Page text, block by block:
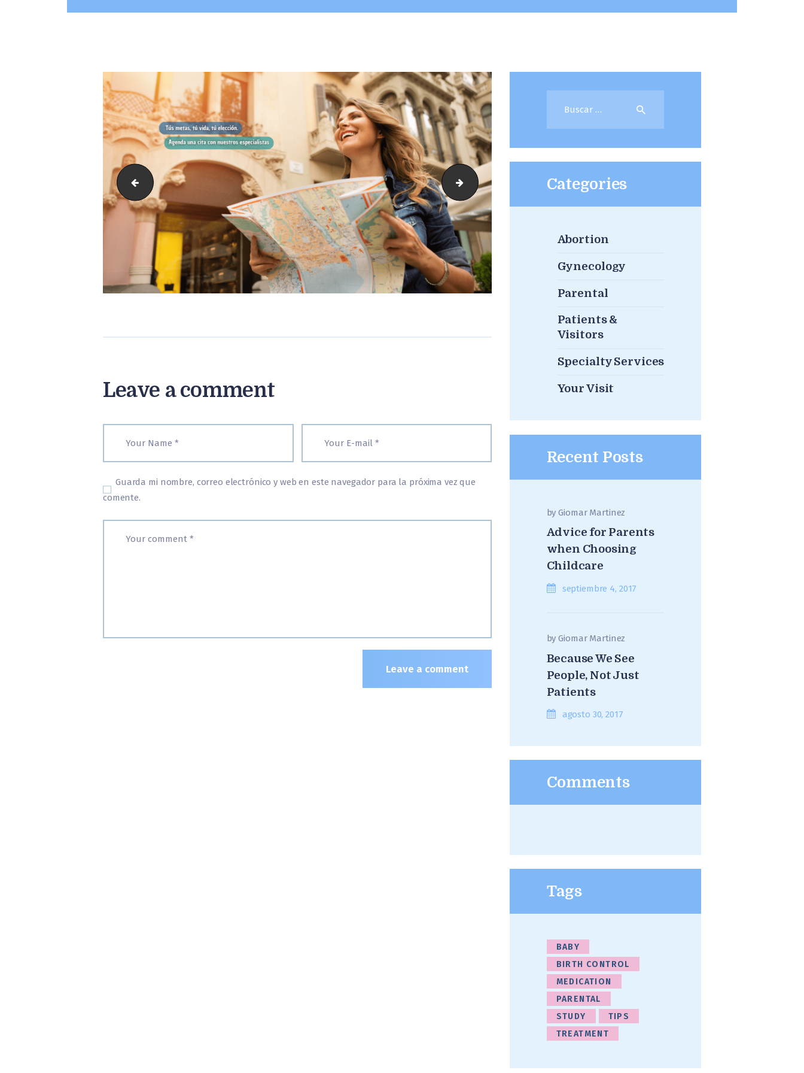
banner clinica miraflores 2 banner clinica miraflores 3
Leave a comment
Guarda mi nombre, correo electrónico y web en este navegador para la próxima vez que
comente.
Categories
Abortion
Gynecology
Parental
Patients &
Visitors
Specialty Services
Your Visit
Recent Posts
byGiomar Martinez
Advice for Parents
when Choosing
Childcare
septiembre 4, 2017
byGiomar Martinez
Because We See
People, Not Just
Patients
agosto 30, 2017
Comments
Tags
BABY
BIRTH CONTROL
MEDICATION
PARENTAL
STUDY
TIPS
TREATMENT